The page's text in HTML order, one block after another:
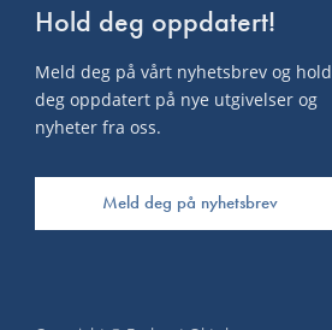
Hold deg oppdatert!
Meld deg på vårt nyhetsbrev og hold
deg oppdatert på nye utgivelser og
nyheter fra oss.
Meld deg på nyhetsbrev